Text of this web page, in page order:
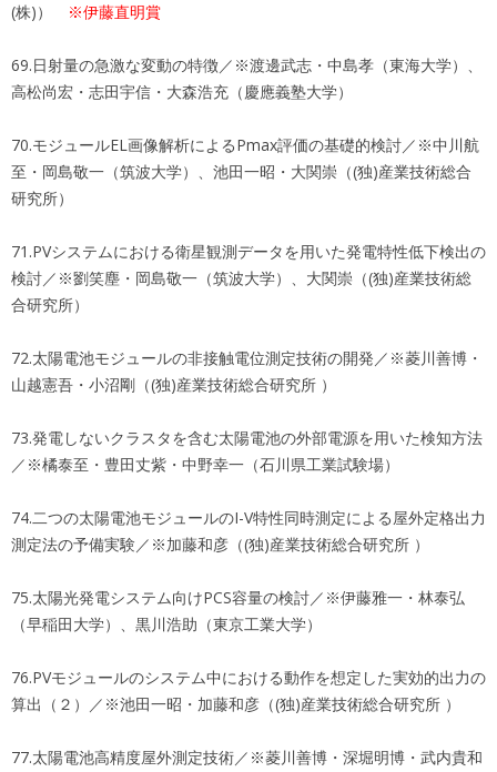
(株)） ※伊藤直明賞
69.日射量の急激な変動の特徴／※渡邊武志・中島孝（東海大学）、
高松尚宏・志田宇信・大森浩充（慶應義塾大学）
70.モジュールEL画像解析によるPmax評価の基礎的検討／※中川航
至・岡島敬一（筑波大学）、池田一昭・大関崇（(独)産業技術総合
研究所）
71.PVシステムにおける衛星観測データを用いた発電特性低下検出の
検討／※劉笑塵・岡島敬一（筑波大学）、大関崇（(独)産業技術総
合研究所）
72.太陽電池モジュールの非接触電位測定技術の開発／※菱川善博・
山越憲吾・小沼剛（(独)産業技術総合研究所 ）
73.発電しないクラスタを含む太陽電池の外部電源を用いた検知方法
／※橘泰至・豊田丈紫・中野幸一（石川県工業試験場）
74.二つの太陽電池モジュールのI-V特性同時測定による屋外定格出力
測定法の予備実験／※加藤和彦（(独)産業技術総合研究所 ）
75.太陽光発電システム向けPCS容量の検討／※伊藤雅一・林泰弘
（早稲田大学）、黒川浩助（東京工業大学）
76.PVモジュールのシステム中における動作を想定した実効的出力の
算出（２）／※池田一昭・加藤和彦（(独)産業技術総合研究所 ）
77.太陽電池高精度屋外測定技術／※菱川善博・深堀明博・武内貴和